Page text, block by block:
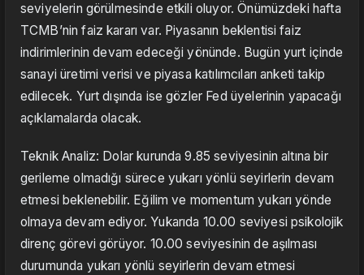
seviyelerin görülmesinde etkili oluyor. Önümüzdeki hafta
TCMB’nin faiz kararı var. Piyasanın beklentisi faiz
indirimlerinin devam edeceği yönünde. Bugün yurt içinde
sanayi üretimi verisi ve piyasa katılımcıları anketi takip
edilecek. Yurt dışında ise gözler Fed üyelerinin yapacağı
açıklamalarda olacak.
Teknik Analiz: Dolar kurunda 9.85 seviyesinin altına bir
gerileme olmadığı sürece yukarı yönlü seyirlerin devam
etmesi beklenebilir. Eğilim ve momentum yukarı yönde
olmaya devam ediyor. Yukarıda 10.00 seviyesi psikolojik
direnç görevi görüyor. 10.00 seviyesinin de aşılması
durumunda yukarı yönlü seyirlerin devam etmesi